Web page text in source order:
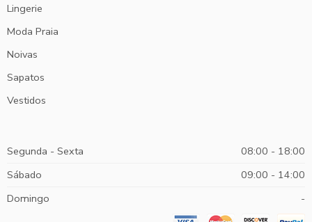
Lingerie
Moda Praia
Noivas
Sapatos
Vestidos
Segunda - Sexta
08:00 - 18:00
Sábado
09:00 - 14:00
Domingo
-